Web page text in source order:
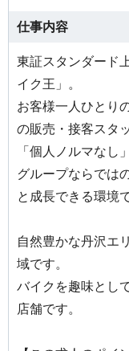
仕事内容
東証スタンダード
イク王」。
お客様一人ひとり
の販売・接客スタ
「個人ノルマなし
グループならでは
と成長できる環境
自然豊かな丹沢エ
域です。
バイクを趣味とし
店舗です。